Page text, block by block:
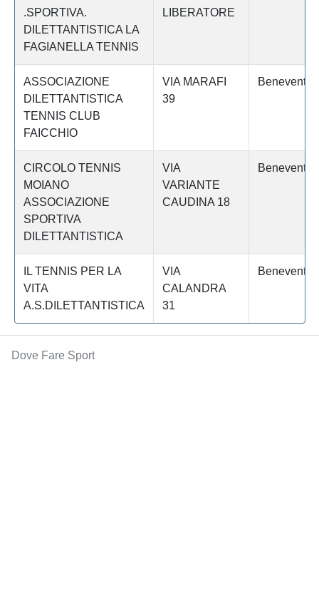
.SPORTIVA.
DILETTANTISTICA LA
FAGIANELLA TENNIS
LIBERATORE
ASSOCIAZIONE
DILETTANTISTICA
TENNIS CLUB
FAICCHIO
VIA MARAFI
39
Benevento
CIRCOLO TENNIS
MOIANO
ASSOCIAZIONE
SPORTIVA
DILETTANTISTICA
VIA
VARIANTE
CAUDINA 18
Benevento
IL TENNIS PER LA
VITA
A.S.DILETTANTISTICA
VIA
CALANDRA
31
Benevento
Dove Fare Sport